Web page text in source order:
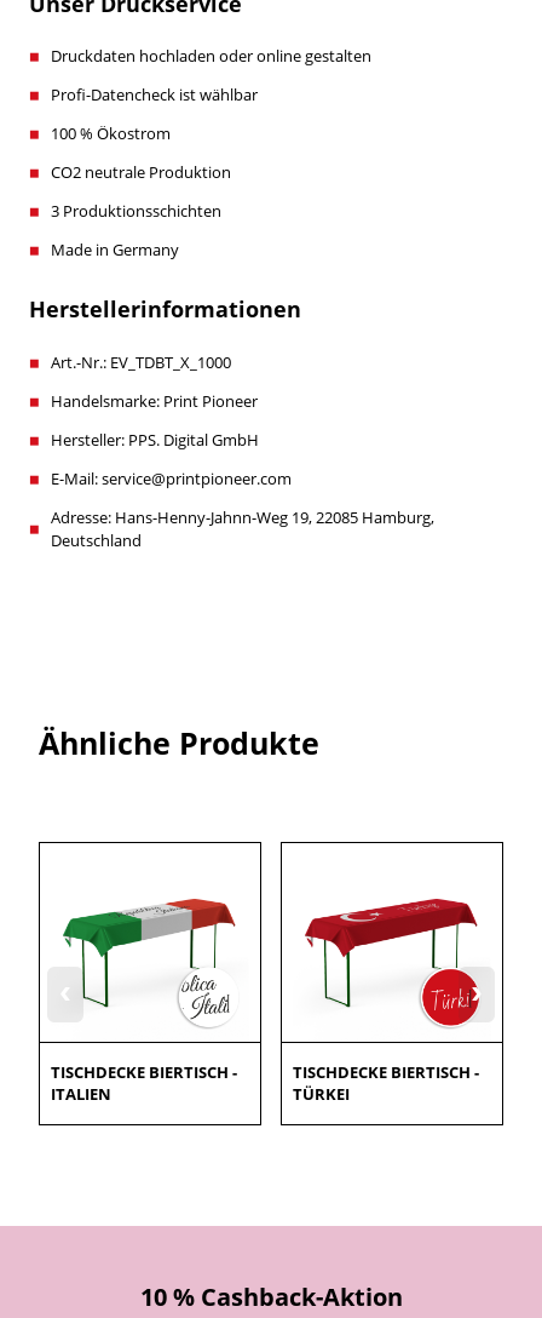
Druckdaten hochladen oder online gestalten
Profi-Datencheck ist wählbar
100 % Ökostrom
CO2 neutrale Produktion
3 Produktionsschichten
Made in Germany
Herstellerinformationen
Art.-Nr.: EV_TDBT_X_1000
Handelsmarke: Print Pioneer
Hersteller: PPS. Digital GmbH
E-Mail: service@printpioneer.com
Adresse: Hans-Henny-Jahnn-Weg 19, 22085 Hamburg,
Deutschland
Ähnliche Produkte
‹ ›
TISCHDECKE BIERTISCH -
ITALIEN
TISCHDECKE BIERTISCH -
TÜRKEI
10 % Cashback-Aktion